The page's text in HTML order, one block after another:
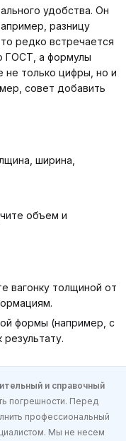
удобства. Он
разницу
редко встречается
ГОСТ, а формулы
не только цифры, но и
совет добавить
ширина,
объем и
вагонку толщиной от
формы (например, с
и справочный
погрешности. Перед
профессиональный
Мы не несем